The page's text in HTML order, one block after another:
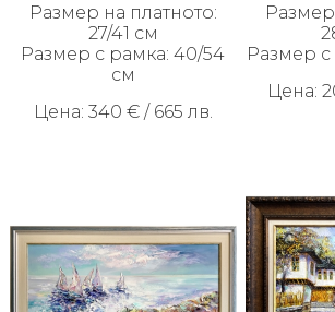
Размер на платното:
27/41 см
Размер с рамка: 40/54
см
Цена: 340 € / 665 лв.
Размер с
Цена: